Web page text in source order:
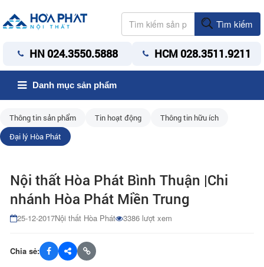
Tìm kiếm
HN 024.3550.5888 HCM 028.3511.9211
Danh mục sản phẩm
Thông tin sản phẩm Tin hoạt động
Thông tin hữu ích
Đại lý Hòa Phát
Nội thất Hòa Phát Bình Thuận |Chi
nhánh Hòa Phát Miền Trung
25-12-2017Nội thất Hòa Phát 3386 lượt xem
Chia sẻ: